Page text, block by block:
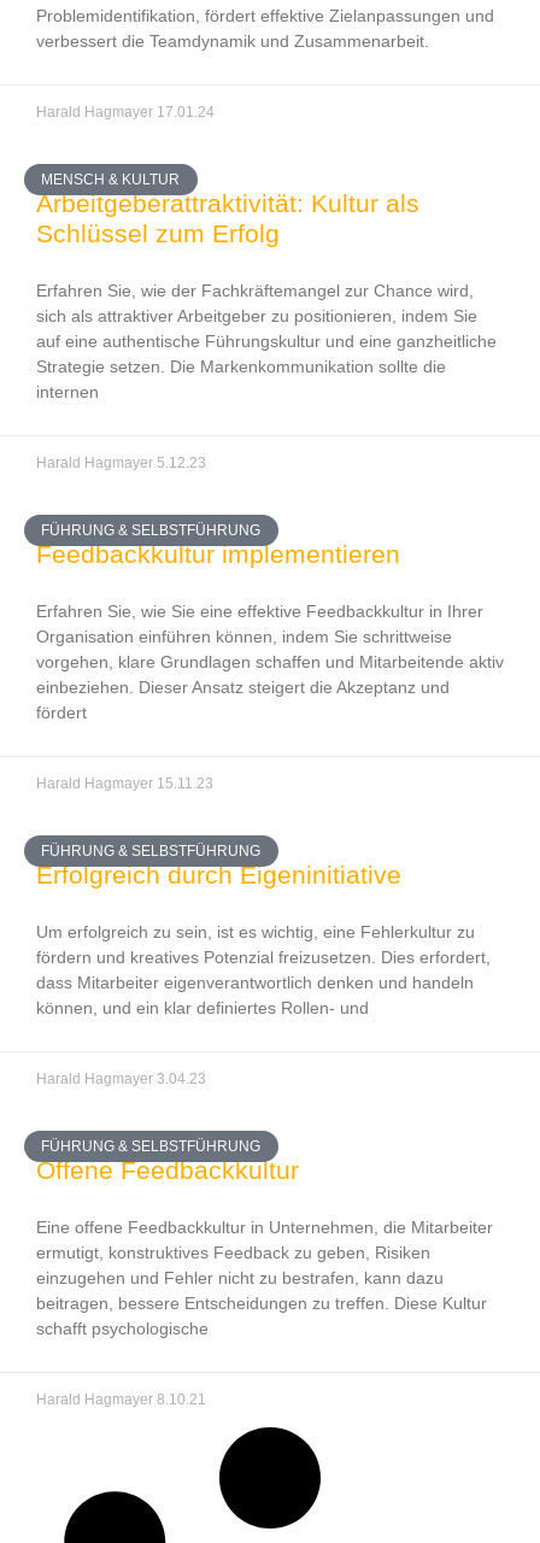
Problemidentifikation, fördert effektive Zielanpassungen und
verbessert die Teamdynamik und Zusammenarbeit.
Harald Hagmayer 17.01.24
MENSCH & KULTUR
Arbeitgeberattraktivität: Kultur als
Schlüssel zum Erfolg
Erfahren Sie, wie der Fachkräftemangel zur Chance wird,
sich als attraktiver Arbeitgeber zu positionieren, indem Sie
auf eine authentische Führungskultur und eine ganzheitliche
Strategie setzen. Die Markenkommunikation sollte die
internen
Harald Hagmayer 5.12.23
FÜHRUNG & SELBSTFÜHRUNG
Feedbackkultur implementieren
Erfahren Sie, wie Sie eine effektive Feedbackkultur in Ihrer
Organisation einführen können, indem Sie schrittweise
vorgehen, klare Grundlagen schaffen und Mitarbeitende aktiv
einbeziehen. Dieser Ansatz steigert die Akzeptanz und
fördert
Harald Hagmayer 15.11.23
FÜHRUNG & SELBSTFÜHRUNG
Erfolgreich durch Eigeninitiative
Um erfolgreich zu sein, ist es wichtig, eine Fehlerkultur zu
fördern und kreatives Potenzial freizusetzen. Dies erfordert,
dass Mitarbeiter eigenverantwortlich denken und handeln
können, und ein klar definiertes Rollen- und
Harald Hagmayer 3.04.23
FÜHRUNG & SELBSTFÜHRUNG
Offene Feedbackkultur
Eine offene Feedbackkultur in Unternehmen, die Mitarbeiter
ermutigt, konstruktives Feedback zu geben, Risiken
einzugehen und Fehler nicht zu bestrafen, kann dazu
beitragen, bessere Entscheidungen zu treffen. Diese Kultur
schafft psychologische
Harald Hagmayer 8.10.21